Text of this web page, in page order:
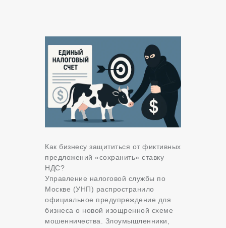
Как бизнесу защититься от фиктивных
предложений «сохранить» ставку
НДС?
Управление налоговой службы по
Москве (УНП) распространило
официальное предупреждение для
бизнеса о новой изощренной схеме
мошенничества. Злоумышленники,